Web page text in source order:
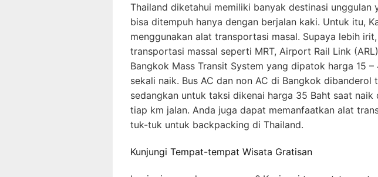
Thailand diketahui memiliki banyak destinasi unggulan
bisa ditempuh hanya dengan berjalan kaki. Untuk itu,
menggunakan alat transportasi masal. Supaya lebih
transportasi massal seperti MRT, Airport Rail Link
Bangkok Mass Transit System yang dipatok harga 15 –
sekali naik. Bus AC dan non AC di Bangkok dibanderol
sedangkan untuk taksi dikenai harga 35 Baht saat naik
tiap km jalan. Anda juga dapat memanfaatkan alat
tuk-tuk untuk backpacking di Thailand.
Kunjungi Tempat-tempat Wisata Gratisan